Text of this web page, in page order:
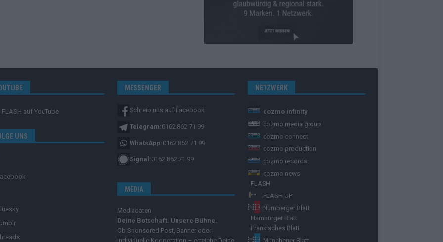
FLASH auf YouTube
UNS
MESSENGER
Schreib uns auf Facebook
Telegram:0162 862 71 99
WhatsApp:0162 862 71 99
Signal:0162 862 71 99
MEDIA
Mediadaten
Deine Botschaft. Unsere Bühne.
Ob Sponsored Post, Banner oder
individuelle Kooperation – erreiche Deine
NETZWERK
cozmo infinity
cozmo media group
cozmo connect
cozmo production
cozmo records
cozmo news
FLASH
FLASH UP
Nürnberger Blatt
Hamburger Blatt
Fränkisches Blatt
Münchener Blatt